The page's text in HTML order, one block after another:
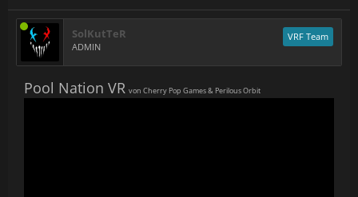
SolKutTeR
ADMIN
VRF Team
Pool Nation VR von Cherry Pop Games & Perilous Orbit